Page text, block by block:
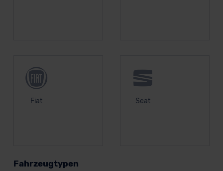
Fiat Seat
Fahrzeugtypen